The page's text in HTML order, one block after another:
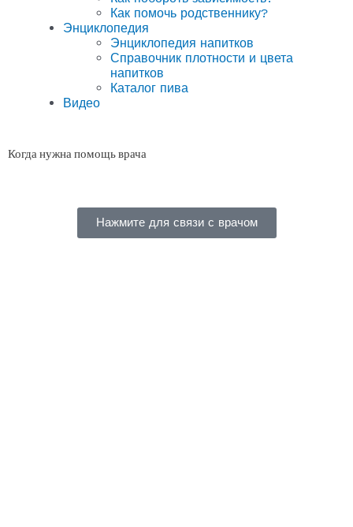
Как помочь родственнику?
Энциклопедия
Энциклопедия напитков
Справочник плотности и цвета
напитков
Каталог пива
Видео
Когда нужна помощь врача
Нажмите для связи с врачом